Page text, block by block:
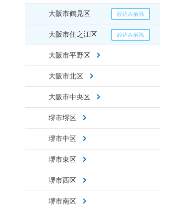
大阪市鶴見区
大阪市住之江区
大阪市平野区
大阪市北区
大阪市中央区
堺市堺区
堺市中区
堺市東区
堺市西区
堺市南区